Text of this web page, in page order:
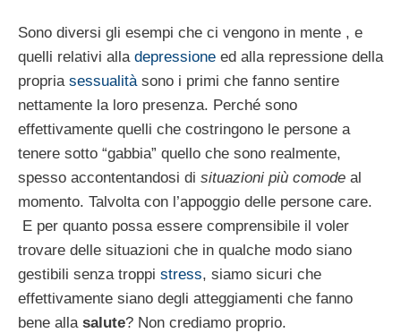
Sono diversi gli esempi che ci vengono in mente , e
quelli relativi alla depressione ed alla repressione della
propria sessualitàsono i primi che fanno sentire
nettamente la loro presenza. Perché sono
effettivamente quelli che costringono le persone a
tenere sotto “gabbia” quello che sono realmente,
spesso accontentandosi di situazioni più comode al
momento. Talvolta con l’appoggio delle persone care.
E per quanto possa essere comprensibile il voler
trovare delle situazioni che in qualche modo siano
gestibili senza troppi stress, siamo sicuri che
effettivamente siano degli atteggiamenti che fanno
bene alla salute? Non crediamo proprio.